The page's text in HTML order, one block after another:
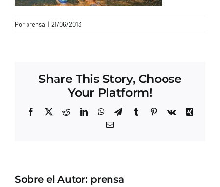
Por prensa | 21/06/2013
Share This Story, Choose
Your Platform!
Facebook
X RedditLinkedInWhatsApp
TelegramTumblrPinterest
Vk
Xing
Correo
Sobre el Autor: prensa